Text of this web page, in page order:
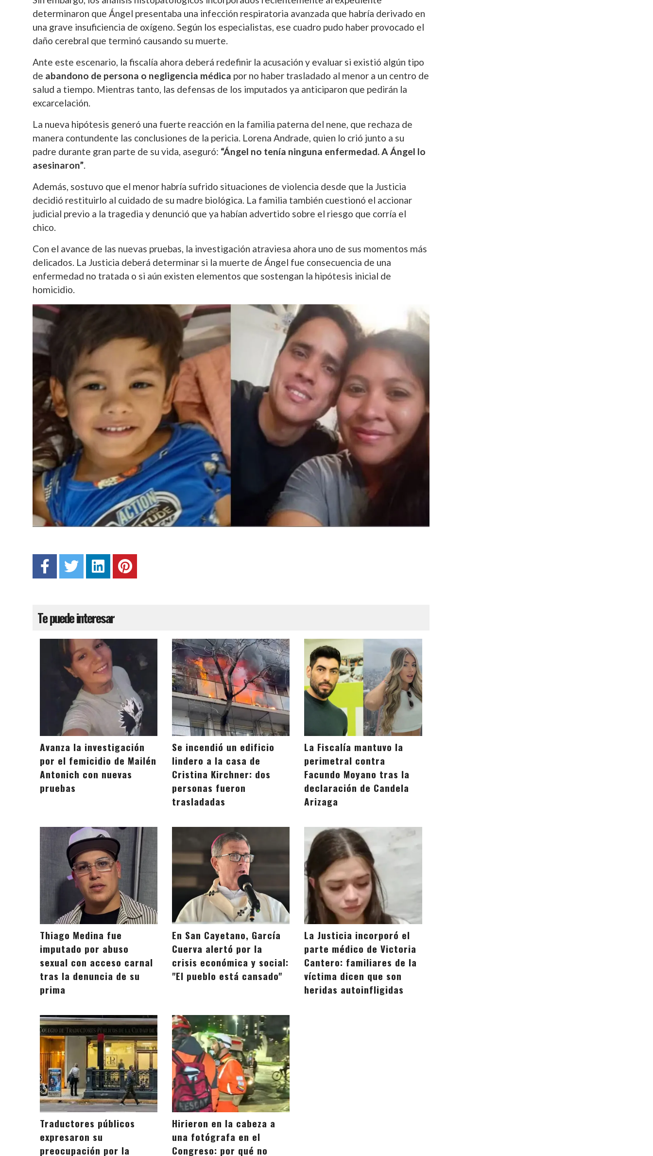
determinaron que Ángel presentaba una infección respiratoria avanzada que habría derivado en
una grave insuficiencia de oxígeno. Según los especialistas, ese cuadro pudo haber provocado el
daño cerebral que terminó causando su muerte.
Ante este escenario, la fiscalía ahora deberá redefinir la acusación y evaluar si existió algún tipo
de abandono de persona o negligencia médica por no haber trasladado al menor a un centro de
salud a tiempo. Mientras tanto, las defensas de los imputados ya anticiparon que pedirán la
excarcelación.
La nueva hipótesis generó una fuerte reacción en la familia paterna del nene, que rechaza de
manera contundente las conclusiones de la pericia. Lorena Andrade, quien lo crió junto a su
padre durante gran parte de su vida, aseguró: “Ángel no tenía ninguna enfermedad. A Ángel lo
asesinaron”.
Además, sostuvo que el menor habría sufrido situaciones de violencia desde que la Justicia
decidió restituirlo al cuidado de su madre biológica. La familia también cuestionó el accionar
judicial previo a la tragedia y denunció que ya habían advertido sobre el riesgo que corría el
chico.
Con el avance de las nuevas pruebas, la investigación atraviesa ahora uno de sus momentos más
delicados. La Justicia deberá determinar si la muerte de Ángel fue consecuencia de una
enfermedad no tratada o si aún existen elementos que sostengan la hipótesis inicial de
homicidio.
Te puede interesar
Avanza la investigación
por el femicidio de Mailén
Antonich con nuevas
pruebas
Se incendió un edificio
lindero a la casa de
Cristina Kirchner: dos
personas fueron
trasladadas
La Fiscalía mantuvo la
perimetral contra
Facundo Moyano tras la
declaración de Candela
Arizaga
Thiago Medina fue
imputado por abuso
sexual con acceso carnal
tras la denuncia de su
prima
En San Cayetano, García
Cuerva alertó por la
crisis económica y social:
"El pueblo está cansado"
La Justicia incorporó el
parte médico de Victoria
Cantero: familiares de la
víctima dicen que son
heridas autoinfligidas
Traductores públicos
expresaron su
preocupación por la
Hirieron en la cabeza a
una fotógrafa en el
Congreso: por qué no